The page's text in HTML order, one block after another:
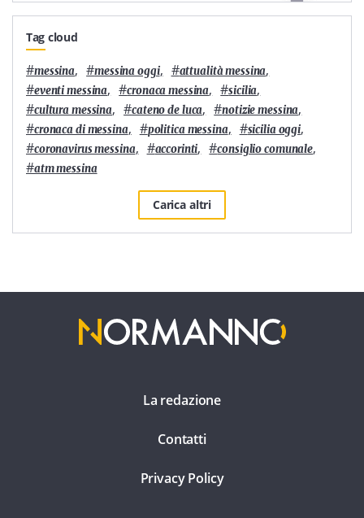
Tag cloud
#messina, #messina oggi, #attualità messina,
#eventi messina, #cronaca messina, #sicilia,
#cultura messina, #cateno de luca, #notizie messina,
#cronaca di messina, #politica messina, #sicilia oggi,
#coronavirus messina, #accorinti, #consiglio comunale,
#atm messina
Carica altri
La redazione
Contatti
Privacy Policy